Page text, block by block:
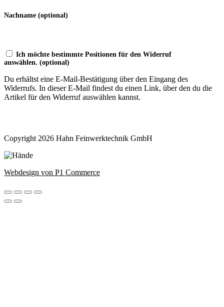
Nachname (optional)
Ich möchte bestimmte Positionen für den Widerruf
auswählen. (optional)
Du erhältst eine E-Mail-Bestätigung über den Eingang des
Widerrufs. In dieser E-Mail findest du einen Link, über den du die
Artikel für den Widerruf auswählen kannst.
Copyright 2026 Hahn Feinwerktechnik GmbH
Webdesign von P1 Commerce